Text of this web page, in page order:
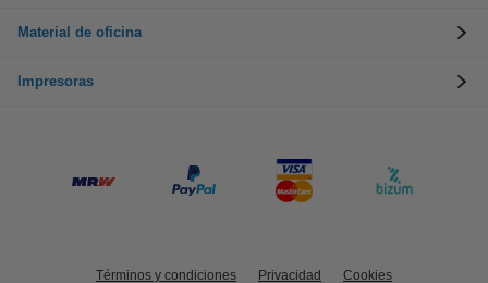
Material de oficina
Impresoras
Términos y condiciones Privacidad Cookies